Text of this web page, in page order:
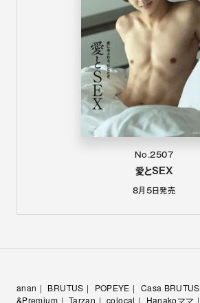
No.2507
愛とSEX
8月5日発売
anan BRUTUS POPEYE Casa BRUTUS
&Premium
Tarzan colocal Hanakoママ